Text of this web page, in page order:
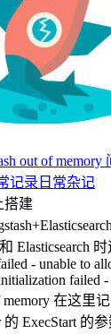
out of memory
记录 日常杂记
搭建
Elasticsearch
- unable to
failed -
memory 在这里
ExecStart 的参